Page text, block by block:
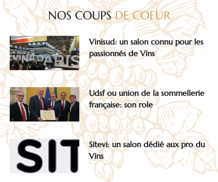
NOS COUPSDE COEUR
Vinisud: un salon connu pour les
passionnés de Vins
Udsf ou union de la sommellerie
française: son role
Sitevi: un salon dédié aux pro du
Vins